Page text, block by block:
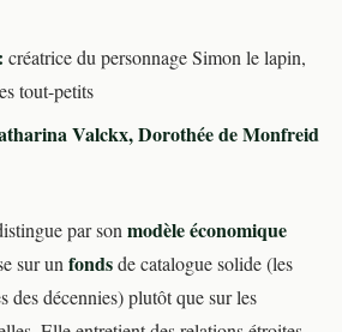
créatrice du personnage Simon le lapin,
tout-petits
Valckx, Dorothée de Monfreid
par sonmodèle économique
sur unfondsde catalogue solide (les
des décennies) plutôt que sur les